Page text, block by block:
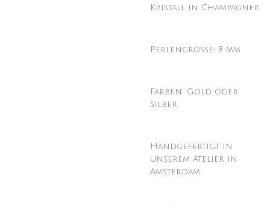
Kristall in Champagner
Perlengröße: 8 mm
Farben: Gold oder
Silber
Handgefertigt in
unserem Atelier in
Amsterdam